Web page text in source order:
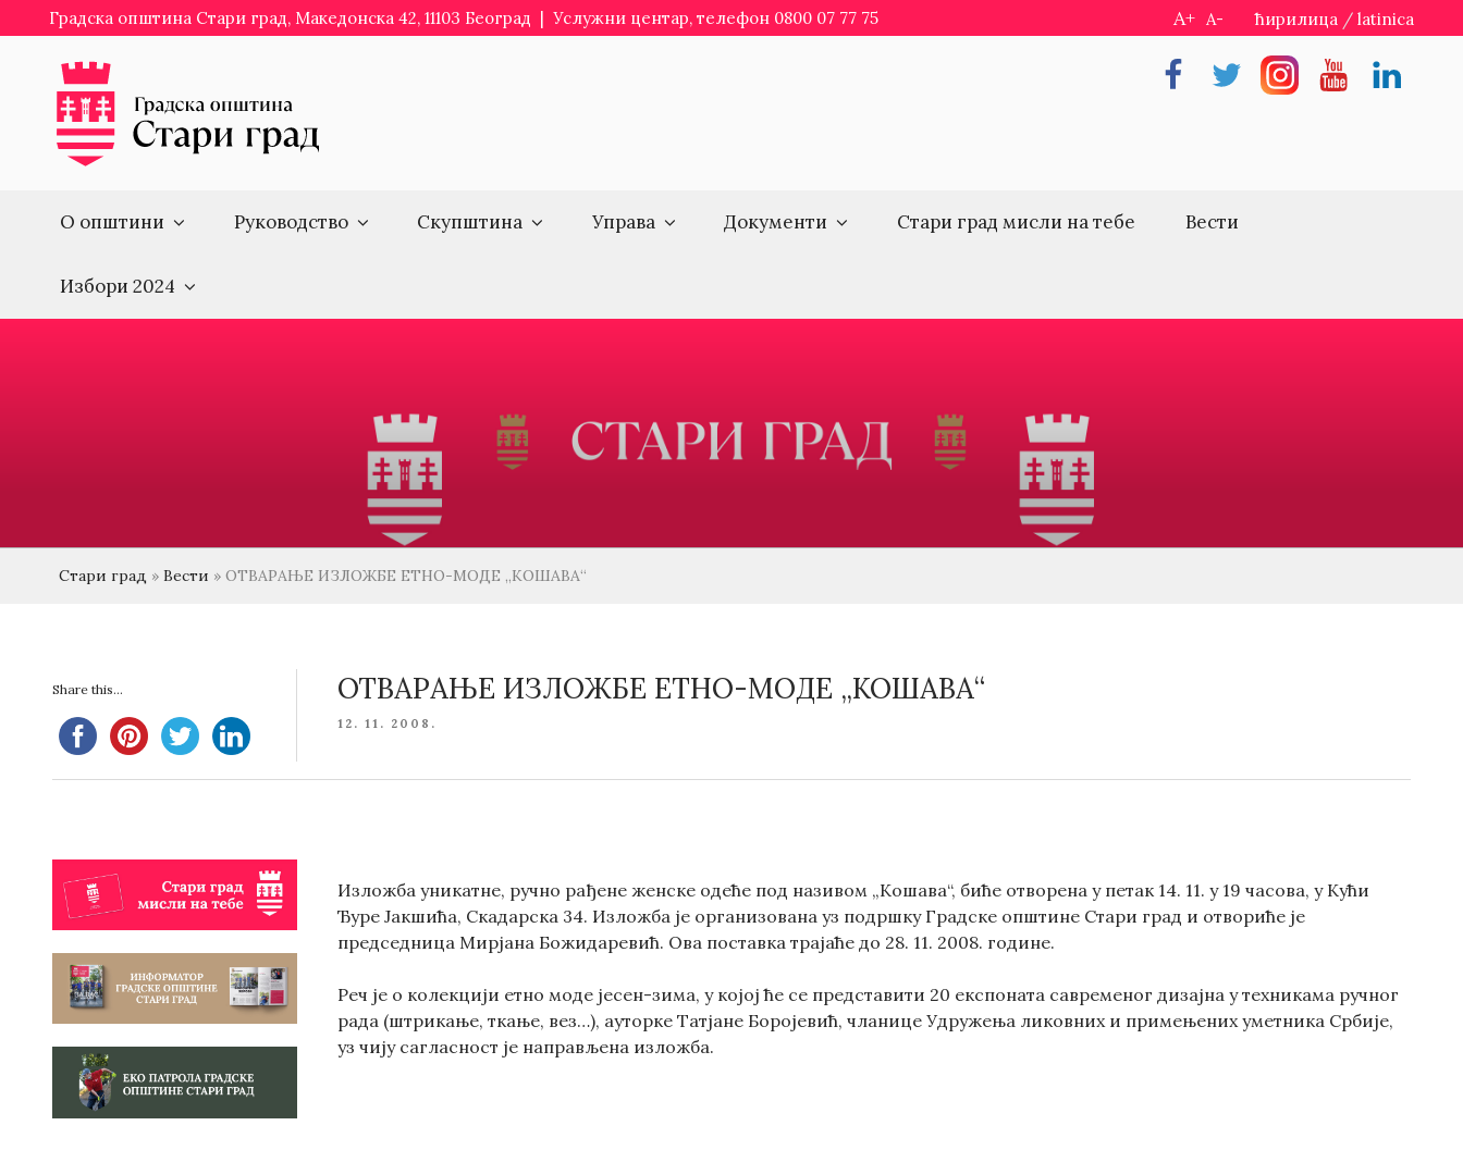
to
content
Градска општина Стари град, Македонска 42, 11103 Београд | Услужни центар, телефон 0800 07 77 75 A+ A- ћирилица / latinica
FacebookTwitterInstragramYoutubeLinkedin
О општини Руководство Скупштина Управа Документи Стари град мисли на тебе Вести
Избори 2024
Стари град » Вести » ОТВАРАЊЕ ИЗЛОЖБЕ ЕТНО-МОДЕ „КОШАВА“
Share this... ОТВАРАЊЕ ИЗЛОЖБЕ ЕТНО-МОДЕ „КОШАВА“
POSTED
12. 11. 2008.
Изложба уникатне, ручно рађене женске одеће под називом „Кошава“, биће отворена у петак 14. 11. у 19 часова, у Кући
Ђуре Јакшића, Скадарска 34. Изложба је организована уз подршку Градске општине Стари град и отвориће је
председница Мирјана Божидаревић. Ова поставка трајаће до 28. 11. 2008. године.
Реч је о колекцији етно моде јесен-зима, у којој ће се представити 20 експоната савременог дизајна у техникама ручног
рада (штрикање, ткање, вез…), ауторке Татјане Боројевић, чланице Удружења ликовних и примењених уметника Србије,
уз чију сагласност је направљена изложба.